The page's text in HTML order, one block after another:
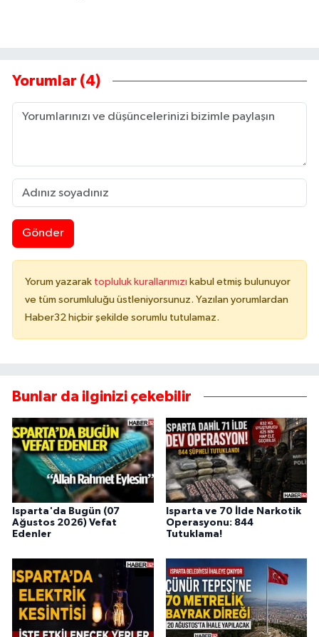
Yorumlar (4)
Gönder
Yorum yazarak topluluk kurallarımızı kabul etmiş bulunuyor
ve tüm sorumluluğu üstleniyorsunuz. Yazılan yorumlardan
Haber32 hiçbir şekilde sorumlu tutulamaz.
Bunlar da ilginizi çekebilir
Isparta'da Bugün (07
Ağustos 2026) Vefat
Edenler
Isparta ve 70 İlde Narkotik
Operasyonu: 844
Tutuklama!